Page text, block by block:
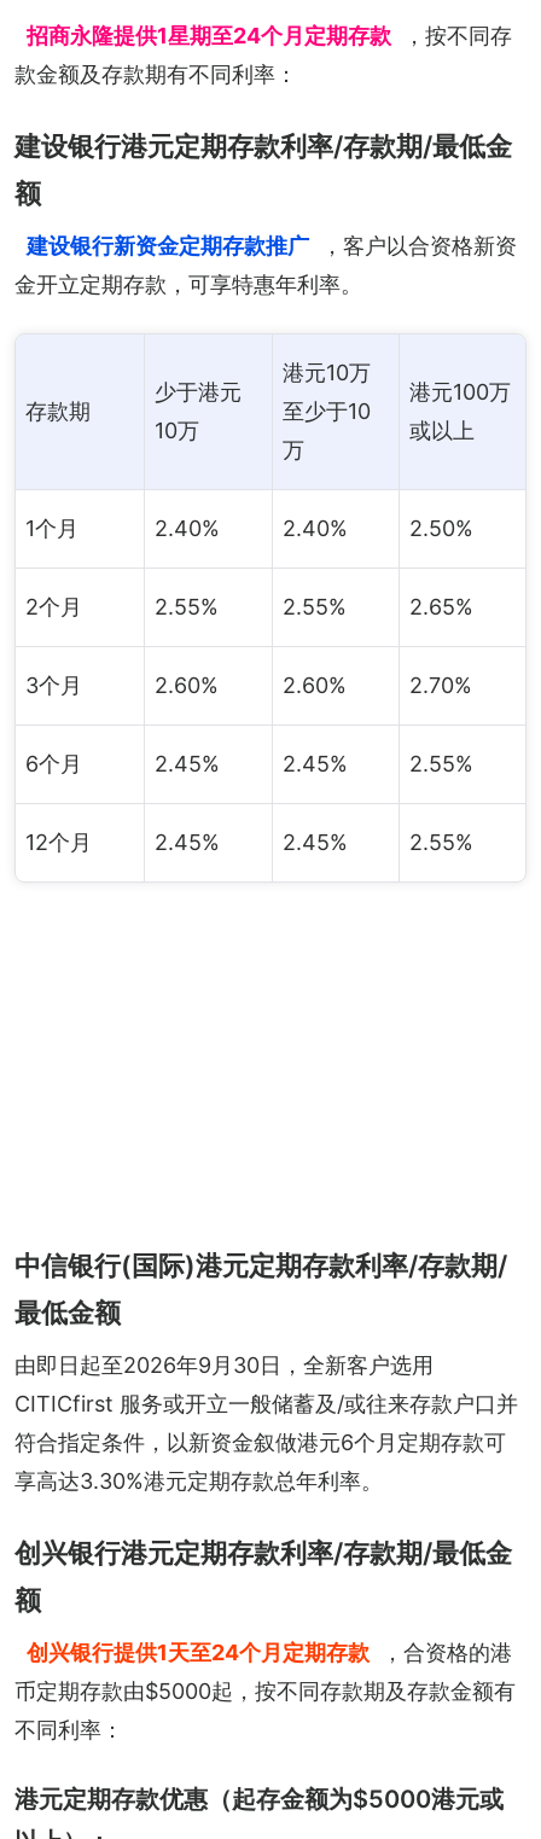
招商永隆提供1星期至24个月定期存款
，按不同存
款金额及存款期有不同利率：
建设银行港元定期存款利率/存款期/最低金
额
建设银行新资金定期存款推广
，客户以合资格新资
金开立定期存款，可享特惠年利率。
存款期
少于港元
10万
港元10万
至少于10
万
港元100万
或以上
1个月 2.40% 2.40% 2.50%
2个月 2.55% 2.55% 2.65%
3个月 2.60% 2.60% 2.70%
6个月 2.45% 2.45% 2.55%
12个月 2.45% 2.45% 2.55%
中信银行(国际)港元定期存款利率/存款期/
最低金额
由即日起至2026年9月30日，全新客户选用
CITICfirst 服务或开立一般储蓄及/或往来存款户口并
符合指定条件，以新资金叙做港元6个月定期存款可
享高达3.30%港元定期存款总年利率。
创兴银行港元定期存款利率/存款期/最低金
额
创兴银行提供1天至24个月定期存款
，合资格的港
币定期存款由$5000起，按不同存款期及存款金额有
不同利率：
港元定期存款优惠（起存金额为$5000港元或